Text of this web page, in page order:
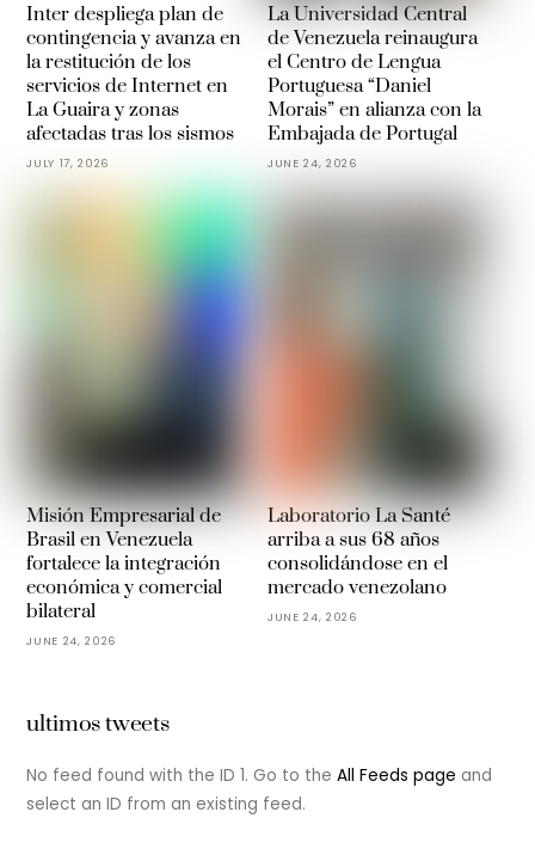
Inter despliega plan de
contingencia y avanza en
la restitución de los
servicios de Internet en
La Guaira y zonas
afectadas tras los sismos
JULY 17, 2026
La Universidad Central
de Venezuela reinaugura
el Centro de Lengua
Portuguesa “Daniel
Morais” en alianza con la
Embajada de Portugal
JUNE 24, 2026
Misión Empresarial de
Brasil en Venezuela
fortalece la integración
económica y comercial
bilateral
JUNE 24, 2026
Laboratorio La Santé
arriba a sus 68 años
consolidándose en el
mercado venezolano
JUNE 24, 2026
ultimos tweets
No feed found with the ID 1. Go to theAll Feeds page and
select an ID from an existing feed.